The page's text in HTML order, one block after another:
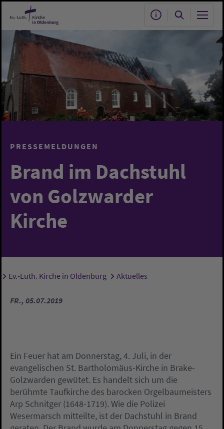
Zum Hauptinhalt springen
PRESSEMELDUNGEN
Brand im Dachstuhl
von Golzwarder
Kirche
Sie sind hier:
Ev.-Luth. Kirche in Oldenburg Aktuelles
FR., 05.07.2019
Ein Feuer hat am Donnerstag, 4. Juli, in der
evangelischen St. Bartholomäus-Kirche in Brake-
Golzwarden gewütet. Es handelt sich um die
berühmte Taufkirche des barocken Orgelbaumeisters
Arp Schnitger (1648-1719). Wie die Polizei
Wesermarsch mitteilte, ist der Dachstuhl in Brand